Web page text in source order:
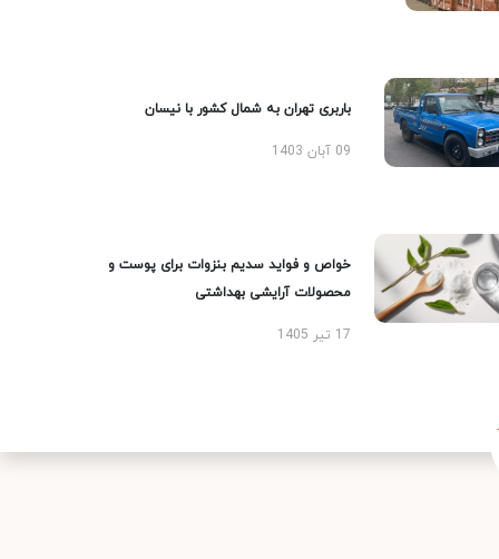
باربری تهران به شمال کشور با نیسان
09 آبان 1403
خواص و فواید سدیم بنزوات برای پوست و
محصولات آرایشی بهداشتی
17 تیر 1405